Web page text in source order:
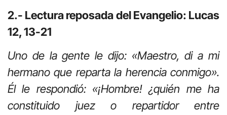
2.- Lectura reposada del Evangelio: Lucas
12, 13-21
Uno de la gente le dijo: «Maestro, di a mi
hermano que reparta la herencia conmigo».
Él le respondió: «¡Hombre! ¿quién me ha
constituido juez o repartidor entre